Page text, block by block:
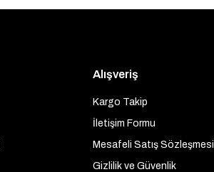
Alışveriş
Kargo Takip
İletişim Formu
Mesafeli Satış Sözleşmesi
Gizlilik ve Güvenlik